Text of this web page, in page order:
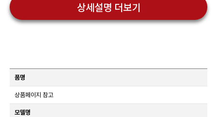
상세설명 더보기
품명
상품페이지 참고
모델명